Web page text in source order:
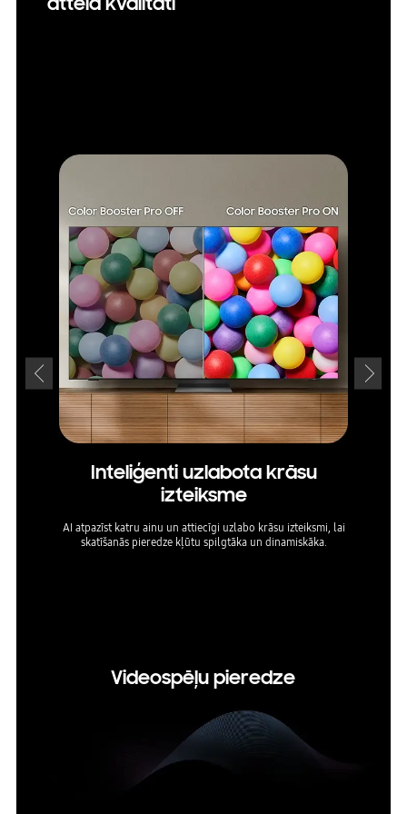
Inteliģenti uzlabota krāsu
izteiksme
AI atpazīst katru ainu un attiecīgi uzlabo krāsu izteiksmi, lai
skatīšanās pieredze kļūtu spilgtāka un dinamiskāka.
Videospēļu pieredze